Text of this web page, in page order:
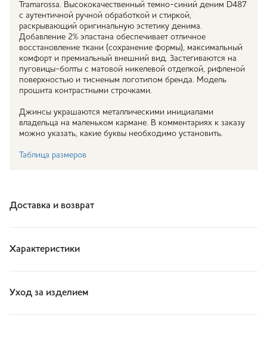
Tramarossa. Высококачественный темно-синий деним D487
с аутентичной ручной обработкой и стиркой,
раскрывающий оригинальную эстетику денима.
Добавление 2% эластана обеспечивает отличное
восстановление ткани (сохранение формы), максимальный
комфорт и премиальный внешний вид. Застегиваются на
пуговицы-болты с матовой никелевой отделкой, рифленой
поверхностью и тисненым логотипом бренда. Модель
прошита контрастными строчками.
Джинсы украшаются металлическими инициалами
владельца на маленьком кармане. В комментариях к заказу
можно указать, какие буквы необходимо установить.
Таблица размеров
Доставка и возврат
Характеристики
Уход за изделием